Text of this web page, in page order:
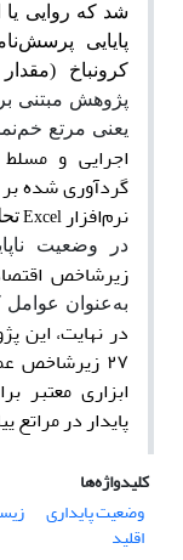
شد که روایی
پایایی
کرونباخ (مقدار
پژوهش مبتنی
یعنی مرتع
اجرایی و
گردآوری شده بر
نرم‌افزار‌ Excel
در وضعیت
زیرشاخص
به‌عنوان
در نهایت،
۲۷ زیرشاخص
ابزاری معتبر
پایدار در مراتع
کلیدواژه‌ها
وضعیت پایداری
اقلید